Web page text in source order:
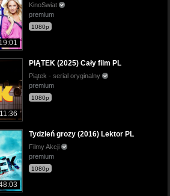
KinoSwiat
premium
1080p
PIĄTEK (2025) Cały film PL
Piątek - serial oryginalny
premium
1080p
Tydzień grozy (2016) Lektor PL
Filmy Akcji
premium
1080p